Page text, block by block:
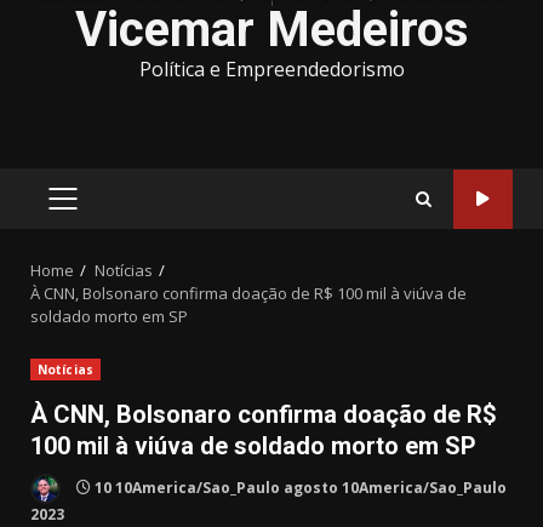
Vicemar Medeiros
Política e Empreendedorismo
PRIMARY
Home
Notícias
À CNN, Bolsonaro confirma doação de R$ 100 mil à viúva de
soldado morto em SP
Notícias
À CNN, Bolsonaro confirma doação de R$
100 mil à viúva de soldado morto em SP
10 10America/Sao_Paulo agosto 10America/Sao_Paulo
2023